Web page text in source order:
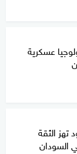
عسكرية
تهز الثقة
السودان